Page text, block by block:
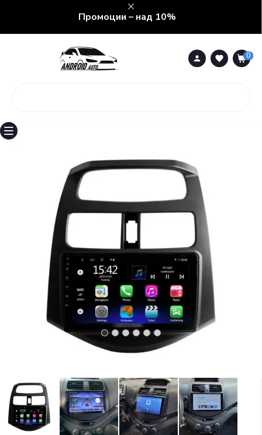
Промоции – над 10%
0
0